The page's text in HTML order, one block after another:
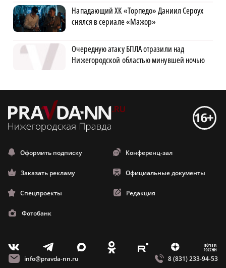
Нападающий ХК «Торпедо» Даниил Сероух
снялся в сериале «Мажор»
Очередную атаку БПЛА отразили над
Нижегородской областью минувшей ночью
Оформить подписку Конференц-зал
Заказать рекламу Официальные документы
Спецпроекты Редакция
Фотобанк
V T X O E Z m
info@pravda-nn.ru 8 (831) 233-94-53